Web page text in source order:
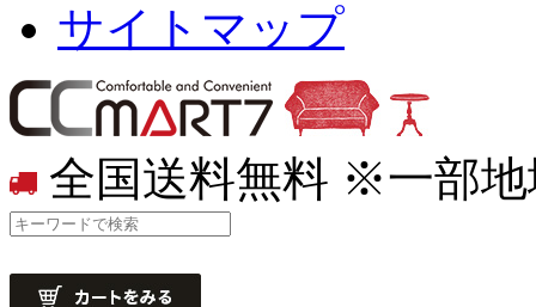
サイトマップ
全国送料無料 ※一部地